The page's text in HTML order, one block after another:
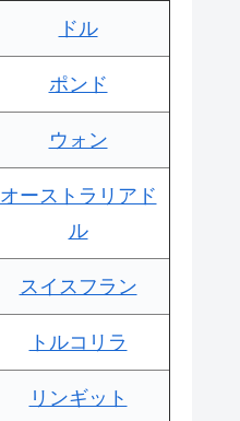
ドル
ポンド
ウォン
オーストラリアド
ル
スイスフラン
トルコリラ
リンギット